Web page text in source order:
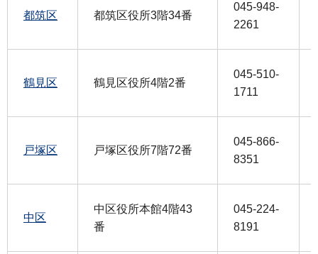
都筑区 都筑区役所3階34番
045-948-
2261
鶴見区 鶴見区役所4階2番
045-510-
1711
戸塚区 戸塚区役所7階72番
045-866-
8351
中区
中区役所本館4階43
番
045-224-
8191